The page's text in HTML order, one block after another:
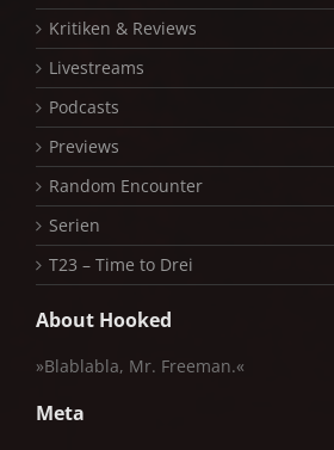
Kritiken & Reviews
Livestreams
Podcasts
Previews
Random Encounter
Serien
T23 – Time to Drei
About Hooked
»Blablabla, Mr. Freeman.«
Meta